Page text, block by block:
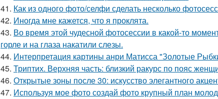
41. Как из одного фото/селфи сделать несколько
42. Иногда мне кажется, что я проклята.
43. Во время этой чудесной фотосессии в какой-то
горле и на глаза накатили слезы.
44. Интерпретация картины анри Матисса "Золотые
45. Триптих. Верхняя часть: близкий ракурс по пояс
46. Открытые зоны после 30: искусство элегантного
47. Используя мое фото создай фото крупный план